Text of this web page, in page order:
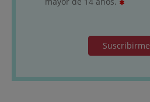
Suscribirme